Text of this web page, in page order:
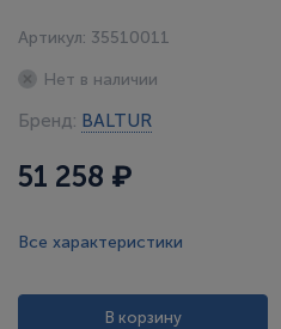
Артикул: 35510011
Нет в наличии
Бренд: BALTUR
51 258 ₽
Все характеристики
В корзину